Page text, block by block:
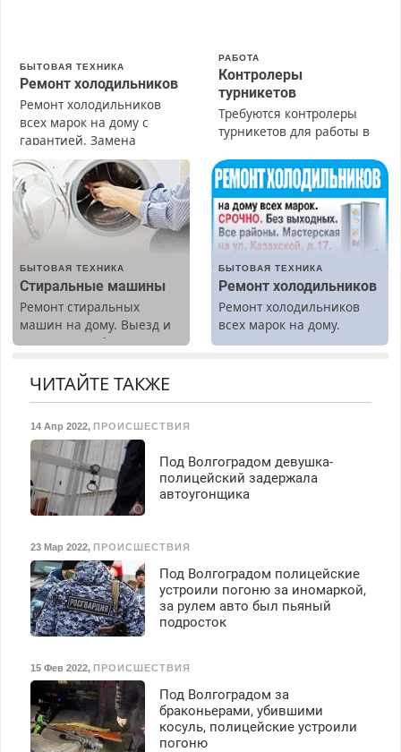
БЫТОВАЯ ТЕХНИКА
Ремонт холодильников
Ремонт холодильников
всех марок на дому с
гарантией. Замена
резины. Качественно.
Недорого. Без выходных.
Все районы. Скидка.
Вызов бесплатный.
РАБОТА
Контролеры
турникетов
Требуются контролеры
турникетов для работы в
(мужчины, женщины).
Прием по ТК РФ. График
работы любой.
Бесплатное проживание.
З/п – до 96000 рублей до
Ежемесячно
выплачивается денежная
премия. Возможно
бесплатное обучение,
получение документов,
безопасности с з/п до
БЫТОВАЯ ТЕХНИКА
Стиральные машины
Ремонт стиральных
машин на дому. Выезд и
диагностика бесплатно.
БЫТОВАЯ ТЕХНИКА
Ремонт холодильников
Ремонт холодильников
всех марок на дому.
ЧИТАЙТЕ ТАКЖЕ
14 Апр 2022, ПРОИСШЕСТВИЯ
Под Волгоградом девушка-
полицейский задержала
автоугонщика
23 Мар 2022, ПРОИСШЕСТВИЯ
Под Волгоградом полицейские
устроили погоню за иномаркой,
за рулем авто был пьяный
подросток
15 Фев 2022, ПРОИСШЕСТВИЯ
Под Волгоградом за
браконьерами, убившими
косуль, полицейские устроили
погоню